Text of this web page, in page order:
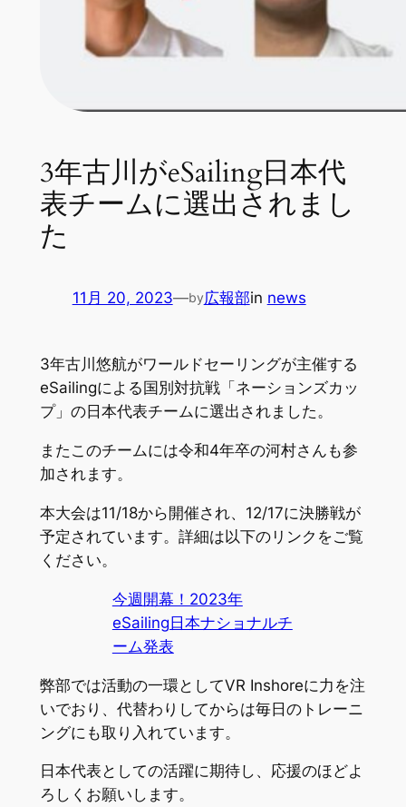
3年古川がeSailing日本代
表チームに選出されまし
た
11月 20, 2023—by広報部in news
3年古川悠航がワールドセーリングが主催する
eSailingによる国別対抗戦「ネーションズカッ
プ」の日本代表チームに選出されました。
またこのチームには令和4年卒の河村さんも参
加されます。
本大会は11/18から開催され、12/17に決勝戦が
予定されています。詳細は以下のリンクをご覧
ください。
今週開幕！2023年
eSailing日本ナショナルチ
ーム発表
弊部では活動の一環としてVR Inshoreに力を注
いでおり、代替わりしてからは毎日のトレーニ
ングにも取り入れています。
日本代表としての活躍に期待し、応援のほどよ
ろしくお願いします。